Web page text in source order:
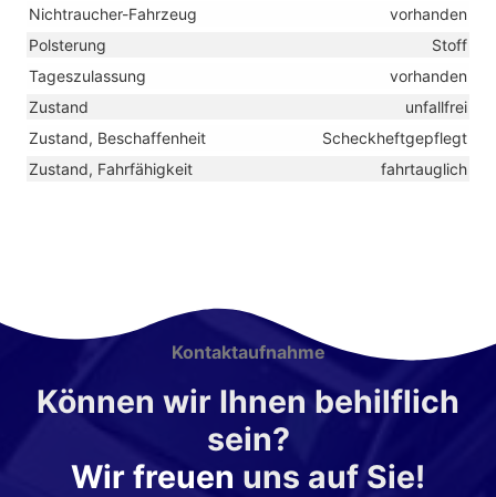
Nichtraucher-Fahrzeug
vorhanden
Polsterung
Stoff
Tageszulassung
vorhanden
Zustand
unfallfrei
Zustand, Beschaffenheit
Scheckheftgepflegt
Zustand, Fahrfähigkeit
fahrtauglich
Kontaktaufnahme
Können wir Ihnen behilflich
sein?
Wir freuen uns auf Sie!